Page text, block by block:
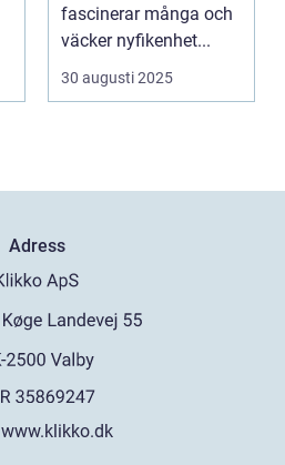
fascinerar många och
väcker nyfikenhet...
30 augusti 2025
Adress
www.klikko.dk